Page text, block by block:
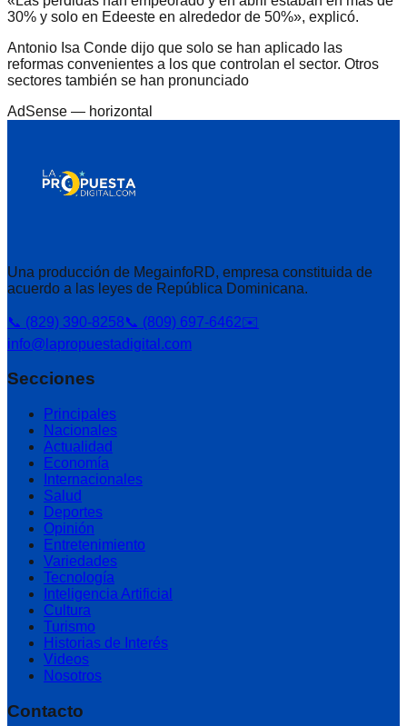
30% y solo en Edeeste en alrededor de 50%», explicó.
Antonio Isa Conde dijo que solo se han aplicado las
reformas convenientes a los que controlan el sector. Otros
sectores también se han pronunciado
AdSense — horizontal
Una producción de MegainfoRD, empresa constituida de
acuerdo a las leyes de República Dominicana.
📞 (829) 390-8258📞 (809) 697-6462✉️
info@lapropuestadigital.com
Secciones
Principales
Nacionales
Actualidad
Economía
Internacionales
Salud
Deportes
Opinión
Entretenimiento
Variedades
Tecnología
Inteligencia Artificial
Cultura
Turismo
Historias de Interés
Videos
Nosotros
Contacto